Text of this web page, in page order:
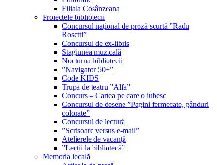
Filiala Cosânzeana
Proiectele bibliotecii
Concursul național de proză scurtă ”Radu
Rosetti”
Concursul de ex-libris
Stagiunea muzicală
Nocturna bibliotecii
”Navigator 50+”
Code KIDS
Trupa de teatru ”Alfa”
Concurs – Cartea pe care o iubesc
Concursul de desene ”Pagini fermecate, gânduri
colorate”
Concursul de lectură
”Scrisoare versus e-mail”
Atelierele de vacanță
”Lecții la bibliotecă”
Memoria locală